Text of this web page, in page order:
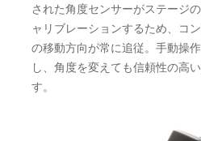
された角度センサーがステージ
ャリブレーションするため、コ
の移動方向が常に追従。手動操
し、角度を変えても信頼性の高
す。